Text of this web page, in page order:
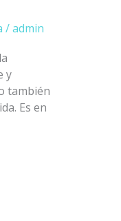
/admin
y
también
Es en